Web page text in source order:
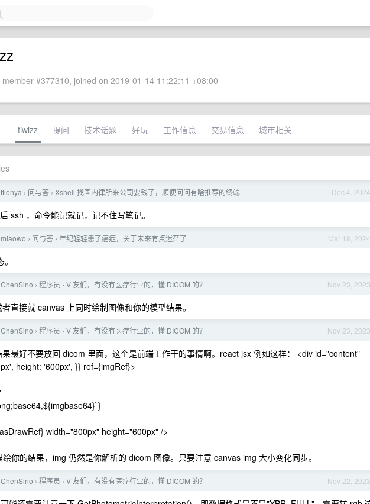
member #377310, joined on 2019-01-14 11:22:11 +08:00
tiwizz 提问 技术话题 好玩 工作信息 交易信息 城市相关
Dec 4, 2024
ttionya › 问与答 › Xshell 找国内律所来公司要钱了，顺便问问有啥推荐的终端
ssh ，命令能记就记，记不住写笔记。
Mar 18, 2024
miaowo › 问与答 › 年纪轻轻患了癌症，关于未来有点迷茫了
Nov 23, 2023
ChenSino › 程序员 › V 友们，有没有医疗行业的，懂 DICOM 的？
直接就 canvas 上同时绘制图像和你的模型结果。
Nov 23, 2023
ChenSino › 程序员 › V 友们，有没有医疗行业的，懂 DICOM 的？
果最好不要放回 dicom 里面，这个是前端工作干的事情啊。react jsx 例如这样： <div id="content"
height: '600px', }} ref={imgRef}>
width="800px" height="600px" />
你的结果，img 仍然是你解析的 dicom 图像。只要注意 canvas img 大小变化同步。
Nov 22, 2023
ChenSino › 程序员 › V 友们，有没有医疗行业的，懂 DICOM 的？